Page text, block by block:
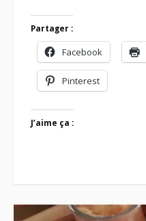
Partager :
Facebook
Pinterest
J’aime ça :